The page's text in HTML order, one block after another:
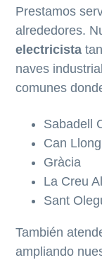
Prestamos
alrededores.
electricista
naves
comunes
Sabadell
Can Llong
Gràcia
La Creu
Sant
También
ampliando